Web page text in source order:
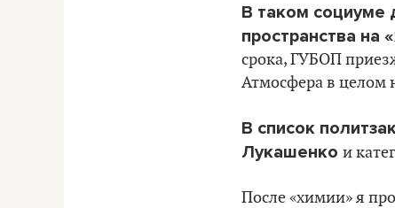
В таком социуме
пространства на
срока, ГУБОП
Атмосфера в целом
В список
Лукашенко и
После «химии» я